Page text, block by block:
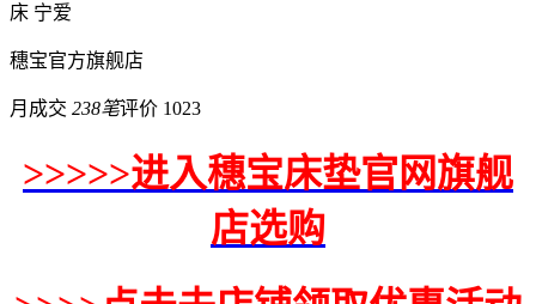
床 宁爱
穗宝官方旗舰店
月成交 238笔评价 1023
>>>>>进入穗宝床垫官网旗舰
店选购